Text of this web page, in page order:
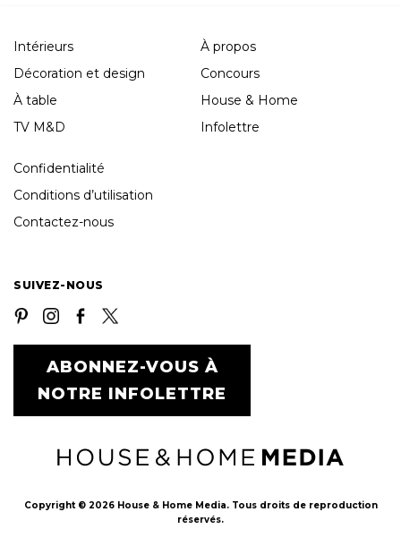
Intérieurs
Décoration et design
À table
TV M&D
À propos
Concours
House & Home
Infolettre
Confidentialité
Conditions d’utilisation
Contactez-nous
SUIVEZ-NOUS
ABONNEZ-VOUS À
NOTRE INFOLETTRE
Copyright © 2026 House & Home Media. Tous droits de reproduction
réservés.